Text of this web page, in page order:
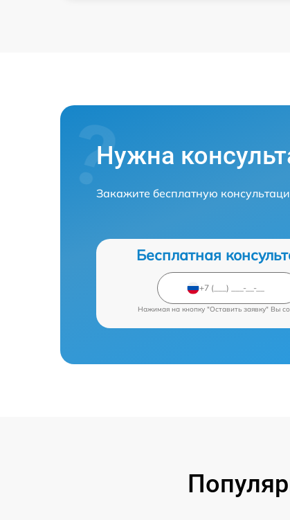
Нужна
Закажите бесплатную
Бесплатная
Нажимая на кнопку "Оставить заявку" Вы